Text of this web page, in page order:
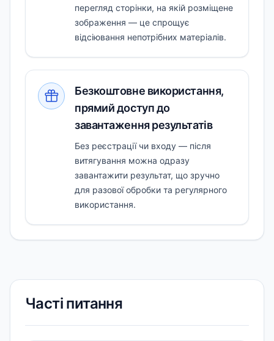
перегляд сторінки, на якій розміщене
зображення — це спрощує
відсіювання непотрібних матеріалів.
Безкоштовне використання,
прямий доступ до
завантаження результатів
Без реєстрації чи входу — після
витягування можна одразу
завантажити результат, що зручно
для разової обробки та регулярного
використання.
Часті питання